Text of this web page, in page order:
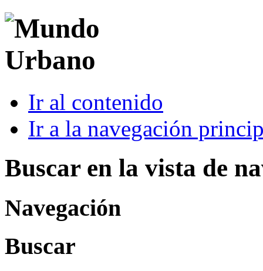
Ir al contenido
Ir a la navegación
Buscar en la vista de
Navegación
Buscar